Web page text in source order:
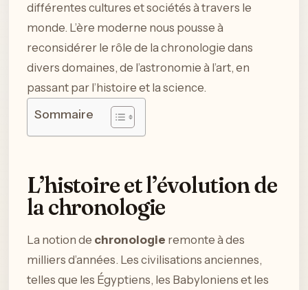
différentes cultures et sociétés à travers le
monde. L’ère moderne nous pousse à
reconsidérer le rôle de la chronologie dans
divers domaines, de l’astronomie à l’art, en
passant par l’histoire et la science.
Sommaire
L’histoire et l’évolution de
la chronologie
La notion de chronologie remonte à des
milliers d’années. Les civilisations anciennes,
telles que les Égyptiens, les Babyloniens et les